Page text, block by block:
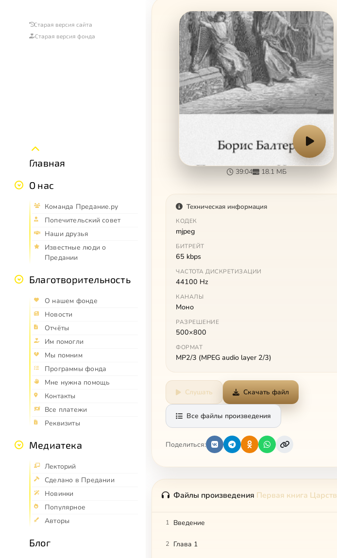
Старая версия сайта
Старая версия фонда
Главная
О нас
Команда Предание.ру
Попечительский совет
Наши друзья
Известные люди о
Предании
Благотворительность
О нашем фонде
Новости
Отчёты
Им помогли
Мы помним
Программы фонда
Мне нужна помощь
Контакты
Все платежи
Реквизиты
Медиатека
Лекторий
Сделано в Предании
Новинки
Популярное
Авторы
Блог
39:04 18.1 МБ
Техническая информация
КОДЕК
mjpeg
БИТРЕЙТ
65 kbps
ЧАСТОТА ДИСКРЕТИЗАЦИИ
44100 Hz
КАНАЛЫ
Моно
РАЗРЕШЕНИЕ
500×800
ФОРМАТ
MP2/3 (MPEG audio layer 2/3)
Слушать Скачать файл
Все файлы произведения
Поделиться:
Файлы произведения Первая книга Царств
1 Введение
2 Глава 1